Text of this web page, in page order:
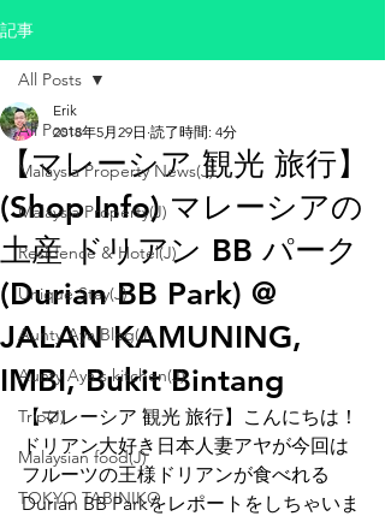
記事
All Posts
Malaysia Property News(J)
Malaysia Property(J)
Residence & Hotel(J)
Unique Stay(J)
Aunty Aya Blog(J)
Aunty Aya's kitchen(J)
Trip(J)
Malaysian food(J)
TOKYO TABINIKO
All Posts
【マレーシア 観光 旅行】
(Shop Info) マレーシアの
土産 ドリアン BB パーク
(Durian BB Park) @
JALAN KAMUNING,
IMBI, Bukit Bintang
Erik
2018年5月29日 読了時間: 4分
【マレーシア 観光 旅行】こんにちは！
ドリアン大好き日本人妻アヤが今回は
フルーツの王様ドリアンが食べれる
Durian BB Parkをレポートをしちゃいま